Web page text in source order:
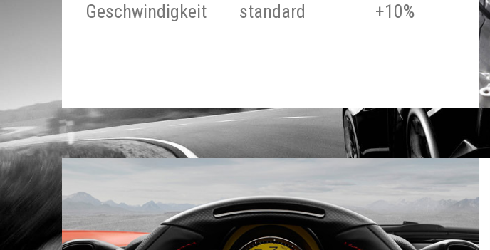
Geschwindigkeit
standard +10%